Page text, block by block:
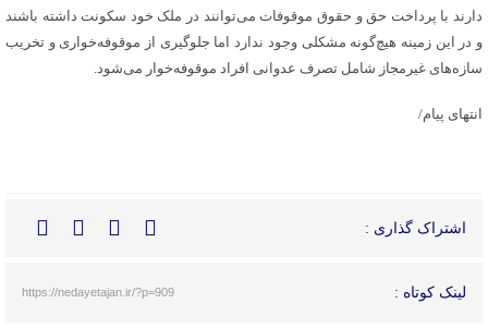
دارند با پرداخت حق و حقوق موقوفات می‌توانند در ملک خود سکونت داشته باشند
و در این زمینه هیچ‌گونه مشکلی وجود ندارد اما جلوگیری از موقوفه‌خواری و تخریب
سازه‌های غیرمجاز شامل تصرف عدوانی افراد موقوفه‌خوار می‌شود.
انتهای پیام/
اشتراک گذاری :
لینک کوتاه : https://nedayetajan.ir/?p=909